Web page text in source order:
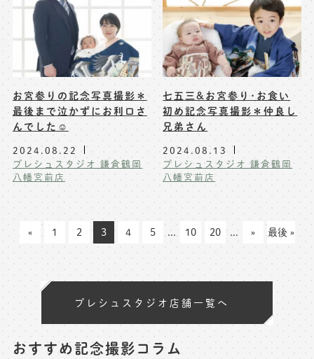
お宮参りの記念写真撮影＊
最後まで泣かずにお利口さ
んでした☺️
2024.08.22
プレシュスタジオ 鎌倉鶴岡
八幡宮前店
七五三&お宮参り･お食い
初め記念写真撮影＊仲良し
兄弟さん
2024.08.13
プレシュスタジオ 鎌倉鶴岡
八幡宮前店
« 1 2 3 4 5 ... 10 20 ... » 最後 »
プレシュスタジオ店舗一覧へ
おすすめ記念撮影コラム